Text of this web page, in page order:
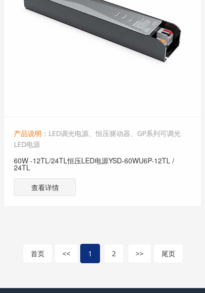
产品说明： LED调光电源、恒压驱动器、GP系列可调光
LED电源
60W -12TL/24TL恒压LED电源YSD-60WU6P-12TL /
24TL
查看详情
首页 << 1 2 >> 尾页